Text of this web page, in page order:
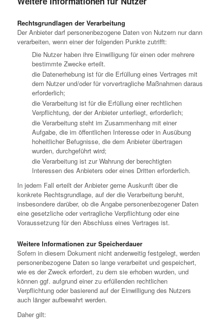
Rechtsgrundlagen der Verarbeitung
Der Anbieter darf personenbezogene Daten von Nutzern nur dann
verarbeiten, wenn einer der folgenden Punkte zutrifft:
Die Nutzer haben ihre Einwilligung für einen oder mehrere
bestimmte Zwecke erteilt.
die Datenerhebung ist für die Erfüllung eines Vertrages mit
dem Nutzer und/oder für vorvertragliche Maßnahmen daraus
erforderlich;
die Verarbeitung ist für die Erfüllung einer rechtlichen
Verpflichtung, der der Anbieter unterliegt, erforderlich;
die Verarbeitung steht im Zusammenhang mit einer
Aufgabe, die im öffentlichen Interesse oder in Ausübung
hoheitlicher Befugnisse, die dem Anbieter übertragen
wurden, durchgeführt wird;
die Verarbeitung ist zur Wahrung der berechtigten
Interessen des Anbieters oder eines Dritten erforderlich.
In jedem Fall erteilt der Anbieter gerne Auskunft über die
konkrete Rechtsgrundlage, auf der die Verarbeitung beruht,
insbesondere darüber, ob die Angabe personenbezogener Daten
eine gesetzliche oder vertragliche Verpflichtung oder eine
Voraussetzung für den Abschluss eines Vertrages ist.
Weitere Informationen zur Speicherdauer
Sofern in diesem Dokument nicht anderweitig festgelegt, werden
personenbezogene Daten so lange verarbeitet und gespeichert,
wie es der Zweck erfordert, zu dem sie erhoben wurden, und
können ggf. aufgrund einer zu erfüllenden rechtlichen
Verpflichtung oder basierend auf der Einwilligung des Nutzers
auch länger aufbewahrt werden.
Daher gilt: